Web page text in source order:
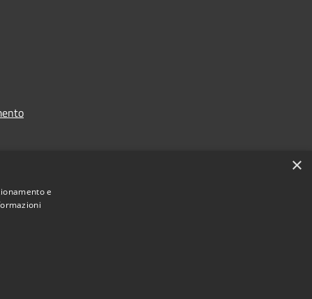
×
e